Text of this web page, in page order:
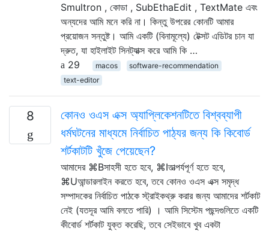
Smultron , কোডা , SubEthaEdit , TextMate এবং
অন্যদের আমি মনে করি না। কিন্তু উপরের কোনটি আমার
প্রয়োজন সন্তুষ্ট। আমি একটি (বিনামূল্যে) টেক্সট এডিটর চান যা
দ্রুত, যা হাইলাইট সিনট্যাক্স করে আমি কি …
29
macos
software-recommendation
text-editor
8
কোনও ওএস এক্স অ্যাপ্লিকেশনটিতে বিশ্বব্যাপী
ধর্মঘটনের মাধ্যমে নির্বাচিত পাঠ্যর জন্য কি কিবোর্ড
শর্টকাটটি খুঁজে পেয়েছেন?
আমাদের ⌘Bসাহসী হতে হবে, ⌘Iতাত্পর্যপূর্ণ হতে হবে,
⌘Uআন্ডারলাইন করতে হবে, তবে কোনও ওএস এক্স সমৃদ্ধ
সম্পাদকের নির্বাচিত পাঠকে স্ট্রাইকথ্রু করার জন্য আমাদের শর্টকাট
নেই (যতদূর আমি বলতে পারি) । আমি সিস্টেম পছন্দগুলিতে একটি
কীবোর্ড শর্টকাট যুক্ত করেছি, তবে সেইভাবে খুব একটা